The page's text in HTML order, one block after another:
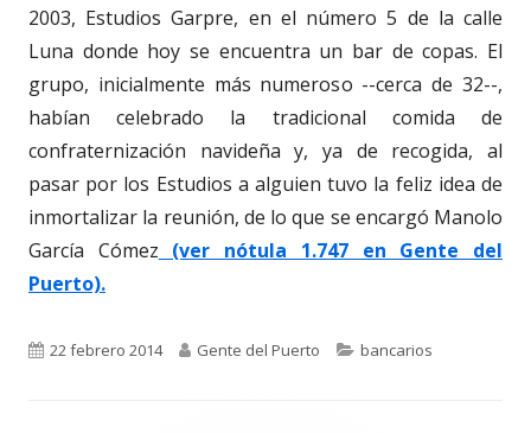
2003, Estudios Garpre, en el número 5 de la calle
Luna donde hoy se encuentra un bar de copas. El
grupo, inicialmente más numeroso --cerca de 32--,
habían celebrado la tradicional comida de
confraternización navideña y, ya de recogida, al
pasar por los Estudios a alguien tuvo la feliz idea de
inmortalizar la reunión, de lo que se encargó Manolo
García Cómez (ver nótula 1.747 en Gente del
Puerto).
Publicado
22 febrero 2014 Autor
Gente del Puerto Categorías
bancarios